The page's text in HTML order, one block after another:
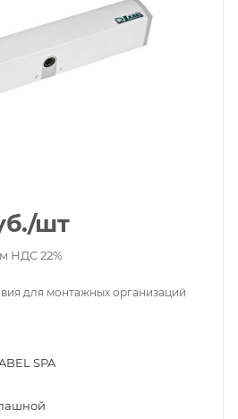
/шт
НДС 22%
для монтажных организаций
SPA